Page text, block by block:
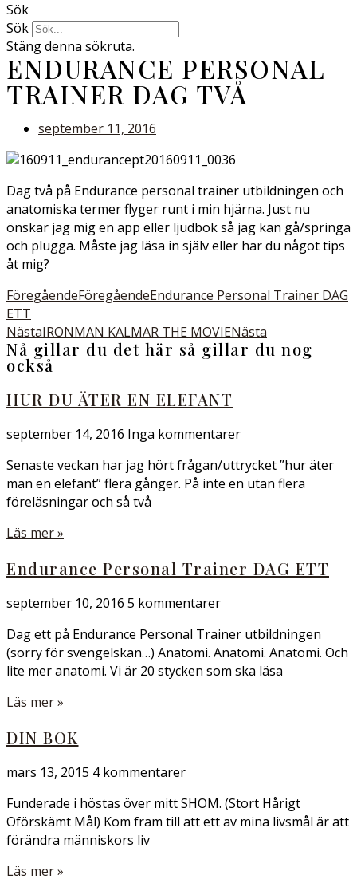
Sök
Sök
Stäng denna sökruta.
ENDURANCE PERSONAL
TRAINER DAG TVÅ
september 11, 2016
Dag två på Endurance personal trainer utbildningen och
anatomiska termer flyger runt i min hjärna. Just nu
önskar jag mig en app eller ljudbok så jag kan gå/springa
och plugga. Måste jag läsa in själv eller har du något tips
åt mig?
FöregåendeFöregåendeEndurance Personal Trainer DAG
ETT
NästaIRONMAN KALMAR THE MOVIENästa
Nå gillar du det här så gillar du nog
också
HUR DU ÄTER EN ELEFANT
september 14, 2016 Inga kommentarer
Senaste veckan har jag hört frågan/uttrycket ”hur äter
man en elefant” flera gånger. På inte en utan flera
föreläsningar och så två
Läs mer »
Endurance Personal Trainer DAG ETT
september 10, 2016 5 kommentarer
Dag ett på Endurance Personal Trainer utbildningen
(sorry för svengelskan…) Anatomi. Anatomi. Anatomi. Och
lite mer anatomi. Vi är 20 stycken som ska läsa
Läs mer »
DIN BOK
mars 13, 2015 4 kommentarer
Funderade i höstas över mitt SHOM. (Stort Hårigt
Oförskämt Mål) Kom fram till att ett av mina livsmål är att
förändra människors liv
Läs mer »